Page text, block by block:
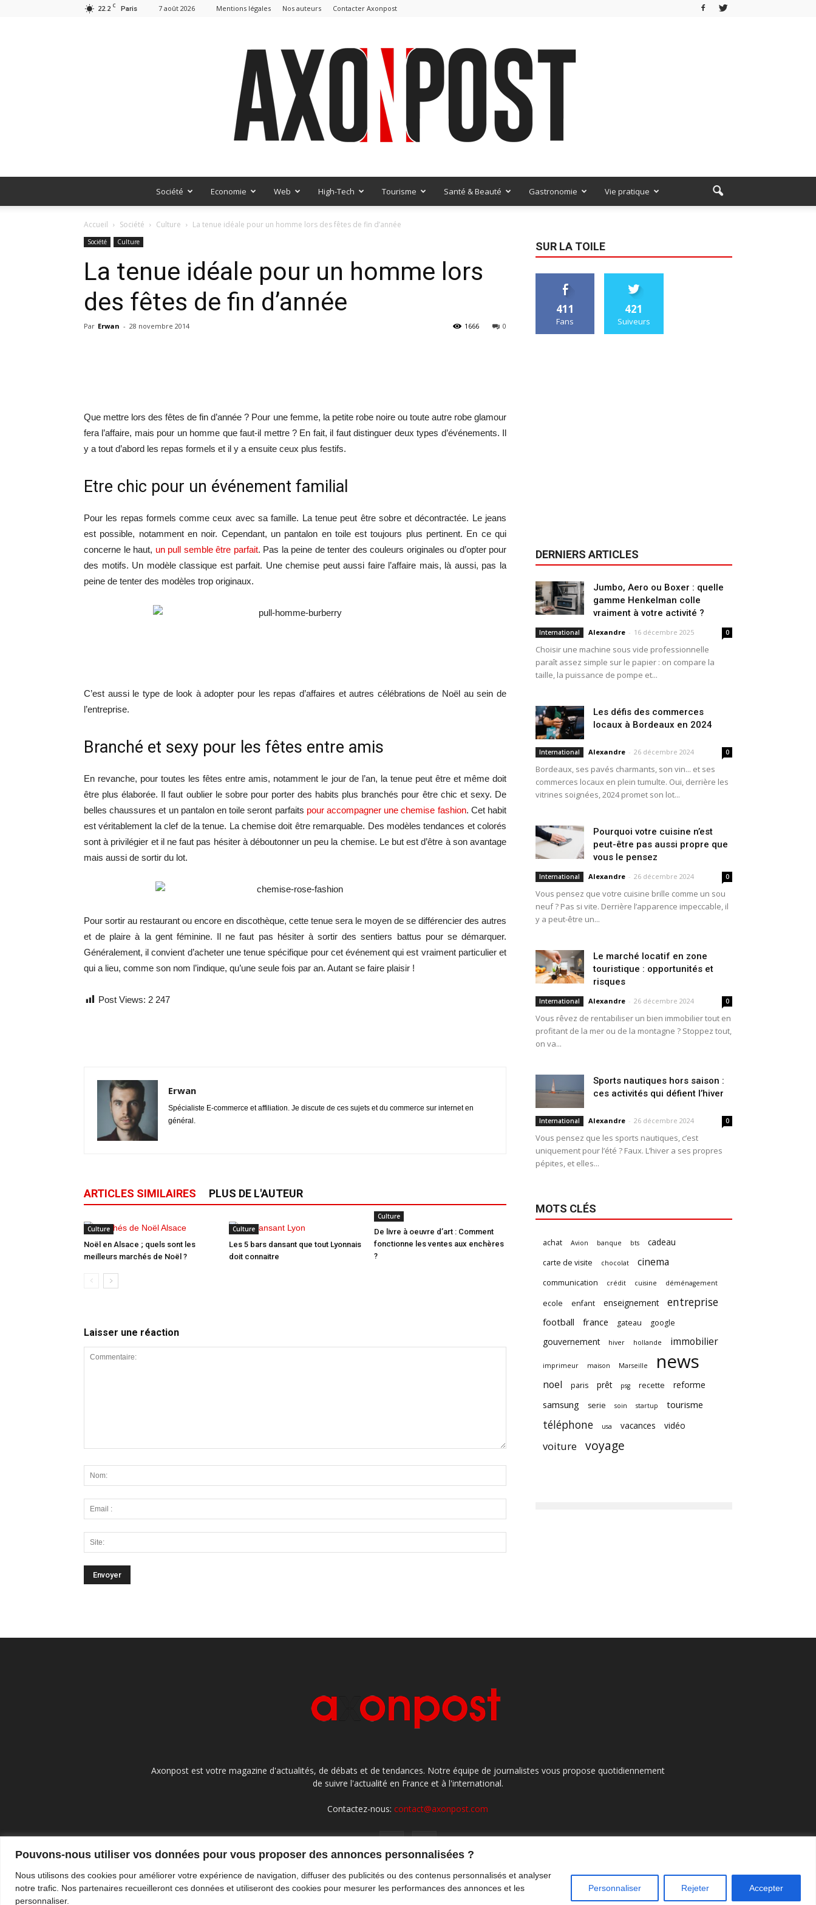
Pouvons-nous utiliser vos données pour vous proposer des annonces personnalisées ?
Nous utilisons des cookies pour améliorer votre expérience de navigation, diffuser des publicités ou des contenus personnalisés et analyser
notre trafic. Nos partenaires recueilleront ces données et utiliseront des cookies pour mesurer les performances des annonces et les
personnaliser.
Personnaliser Rejeter Accepter
22.2 C Paris 7 août 2026 Mentions légales Nos auteurs Contacter Axonpost
Société Economie Web High-Tech Tourisme Santé & Beauté Gastronomie Vie pratique
Accueil Société Culture La tenue idéale pour un homme lors des fêtes de fin d’année
Société Culture
La tenue idéale pour un homme lors
des fêtes de fin d’année
Par Erwan - 28 novembre 2014 0
1666
Que mettre lors des fêtes de fin d’année ? Pour une femme, la petite robe noire ou toute autre robe glamour
fera l’affaire, mais pour un homme que faut-il mettre ? En fait, il faut distinguer deux types d’événements. Il
y a tout d’abord les repas formels et il y a ensuite ceux plus festifs.
Etre chic pour un événement familial
Pour les repas formels comme ceux avec sa famille. La tenue peut être sobre et décontractée. Le jeans
est possible, notamment en noir. Cependant, un pantalon en toile est toujours plus pertinent. En ce qui
concerne le haut, un pull semble être parfait. Pas la peine de tenter des couleurs originales ou d’opter pour
des motifs. Un modèle classique est parfait. Une chemise peut aussi faire l’affaire mais, là aussi, pas la
peine de tenter des modèles trop originaux.
C’est aussi le type de look à adopter pour les repas d’affaires et autres célébrations de Noël au sein de
l’entreprise.
Branché et sexy pour les fêtes entre amis
En revanche, pour toutes les fêtes entre amis, notamment le jour de l’an, la tenue peut être et même doit
être plus élaborée. Il faut oublier le sobre pour porter des habits plus branchés pour être chic et sexy. De
belles chaussures et un pantalon en toile seront parfaits pour accompagner une chemise fashion. Cet habit
est véritablement la clef de la tenue. La chemise doit être remarquable. Des modèles tendances et colorés
sont à privilégier et il ne faut pas hésiter à déboutonner un peu la chemise. Le but est d’être à son avantage
mais aussi de sortir du lot.
Pour sortir au restaurant ou encore en discothèque, cette tenue sera le moyen de se différencier des autres
et de plaire à la gent féminine. Il ne faut pas hésiter à sortir des sentiers battus pour se démarquer.
Généralement, il convient d’acheter une tenue spécifique pour cet événement qui est vraiment particulier et
qui a lieu, comme son nom l’indique, qu’une seule fois par an. Autant se faire plaisir !
Post Views: 2 247
Erwan
Spécialiste E-commerce et affiliation. Je discute de ces sujets et du commerce sur internet en
général.
ARTICLES SIMILAIRES PLUS DE L'AUTEUR
Culture
Noël en Alsace ; quels sont les
meilleurs marchés de Noël ?
Culture
Les 5 bars dansant que tout Lyonnais
doit connaitre
Culture
De livre à oeuvre d’art : Comment
fonctionne les ventes aux enchères
?
Laisser une réaction
SUR LA TOILE
411
Fans
421
Suiveurs
DERNIERS ARTICLES
Jumbo, Aero ou Boxer : quelle
gamme Henkelman colle
vraiment à votre activité ?
International Alexandre - 16 décembre 2025 0
Choisir une machine sous vide professionnelle
paraît assez simple sur le papier : on compare la
taille, la puissance de pompe et...
Les défis des commerces
locaux à Bordeaux en 2024
International Alexandre - 26 décembre 2024 0
Bordeaux, ses pavés charmants, son vin... et ses
commerces locaux en plein tumulte. Oui, derrière les
vitrines soignées, 2024 promet son lot...
Pourquoi votre cuisine n’est
peut-être pas aussi propre que
vous le pensez
International Alexandre - 26 décembre 2024 0
Vous pensez que votre cuisine brille comme un sou
neuf ? Pas si vite. Derrière l’apparence impeccable, il
y a peut-être un...
Le marché locatif en zone
touristique : opportunités et
risques
International Alexandre - 26 décembre 2024 0
Vous rêvez de rentabiliser un bien immobilier tout en
profitant de la mer ou de la montagne ? Stoppez tout,
on va...
Sports nautiques hors saison :
ces activités qui défient l’hiver
International Alexandre - 26 décembre 2024 0
Vous pensez que les sports nautiques, c’est
uniquement pour l’été ? Faux. L’hiver a ses propres
pépites, et elles...
MOTS CLÉS
achat Avion banque bts cadeau
carte de visite chocolat cinema
communication crédit cuisine déménagement
ecole enfant enseignement entreprise
football france gateau google
gouvernement hiver hollande immobilier
imprimeur maison Marseille news
noel paris prêt psg recette reforme
samsung serie soin startup tourisme
téléphone usa vacances vidéo
voiture voyage
Axonpost est votre magazine d'actualités, de débats et de tendances. Notre équipe de journalistes vous propose quotidiennement
de suivre l'actualité en France et à l'international.
Contactez-nous:contact@axonpost.com